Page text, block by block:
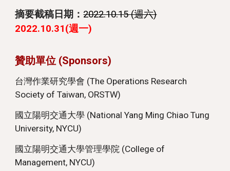
摘要截稿日期：2022.10.15 (週六)
2022.10.31(週一)
贊助單位 (Sponsors)
台灣作業研究學會 (The Operations Research
Society of Taiwan, ORSTW)
國立陽明交通大學 (National Yang Ming Chiao Tung
University, NYCU)
國立陽明交通大學管理學院 (College of
Management, NYCU)